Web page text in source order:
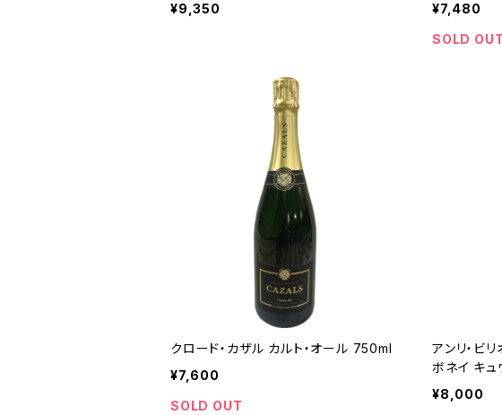
¥9,350
¥7,480
SOLD OUT
クロード・カザル カルト・オール 750ml
¥7,600
SOLD OUT
アンリ・ビ
ボネイ キュ
ト 750ml
¥8,000